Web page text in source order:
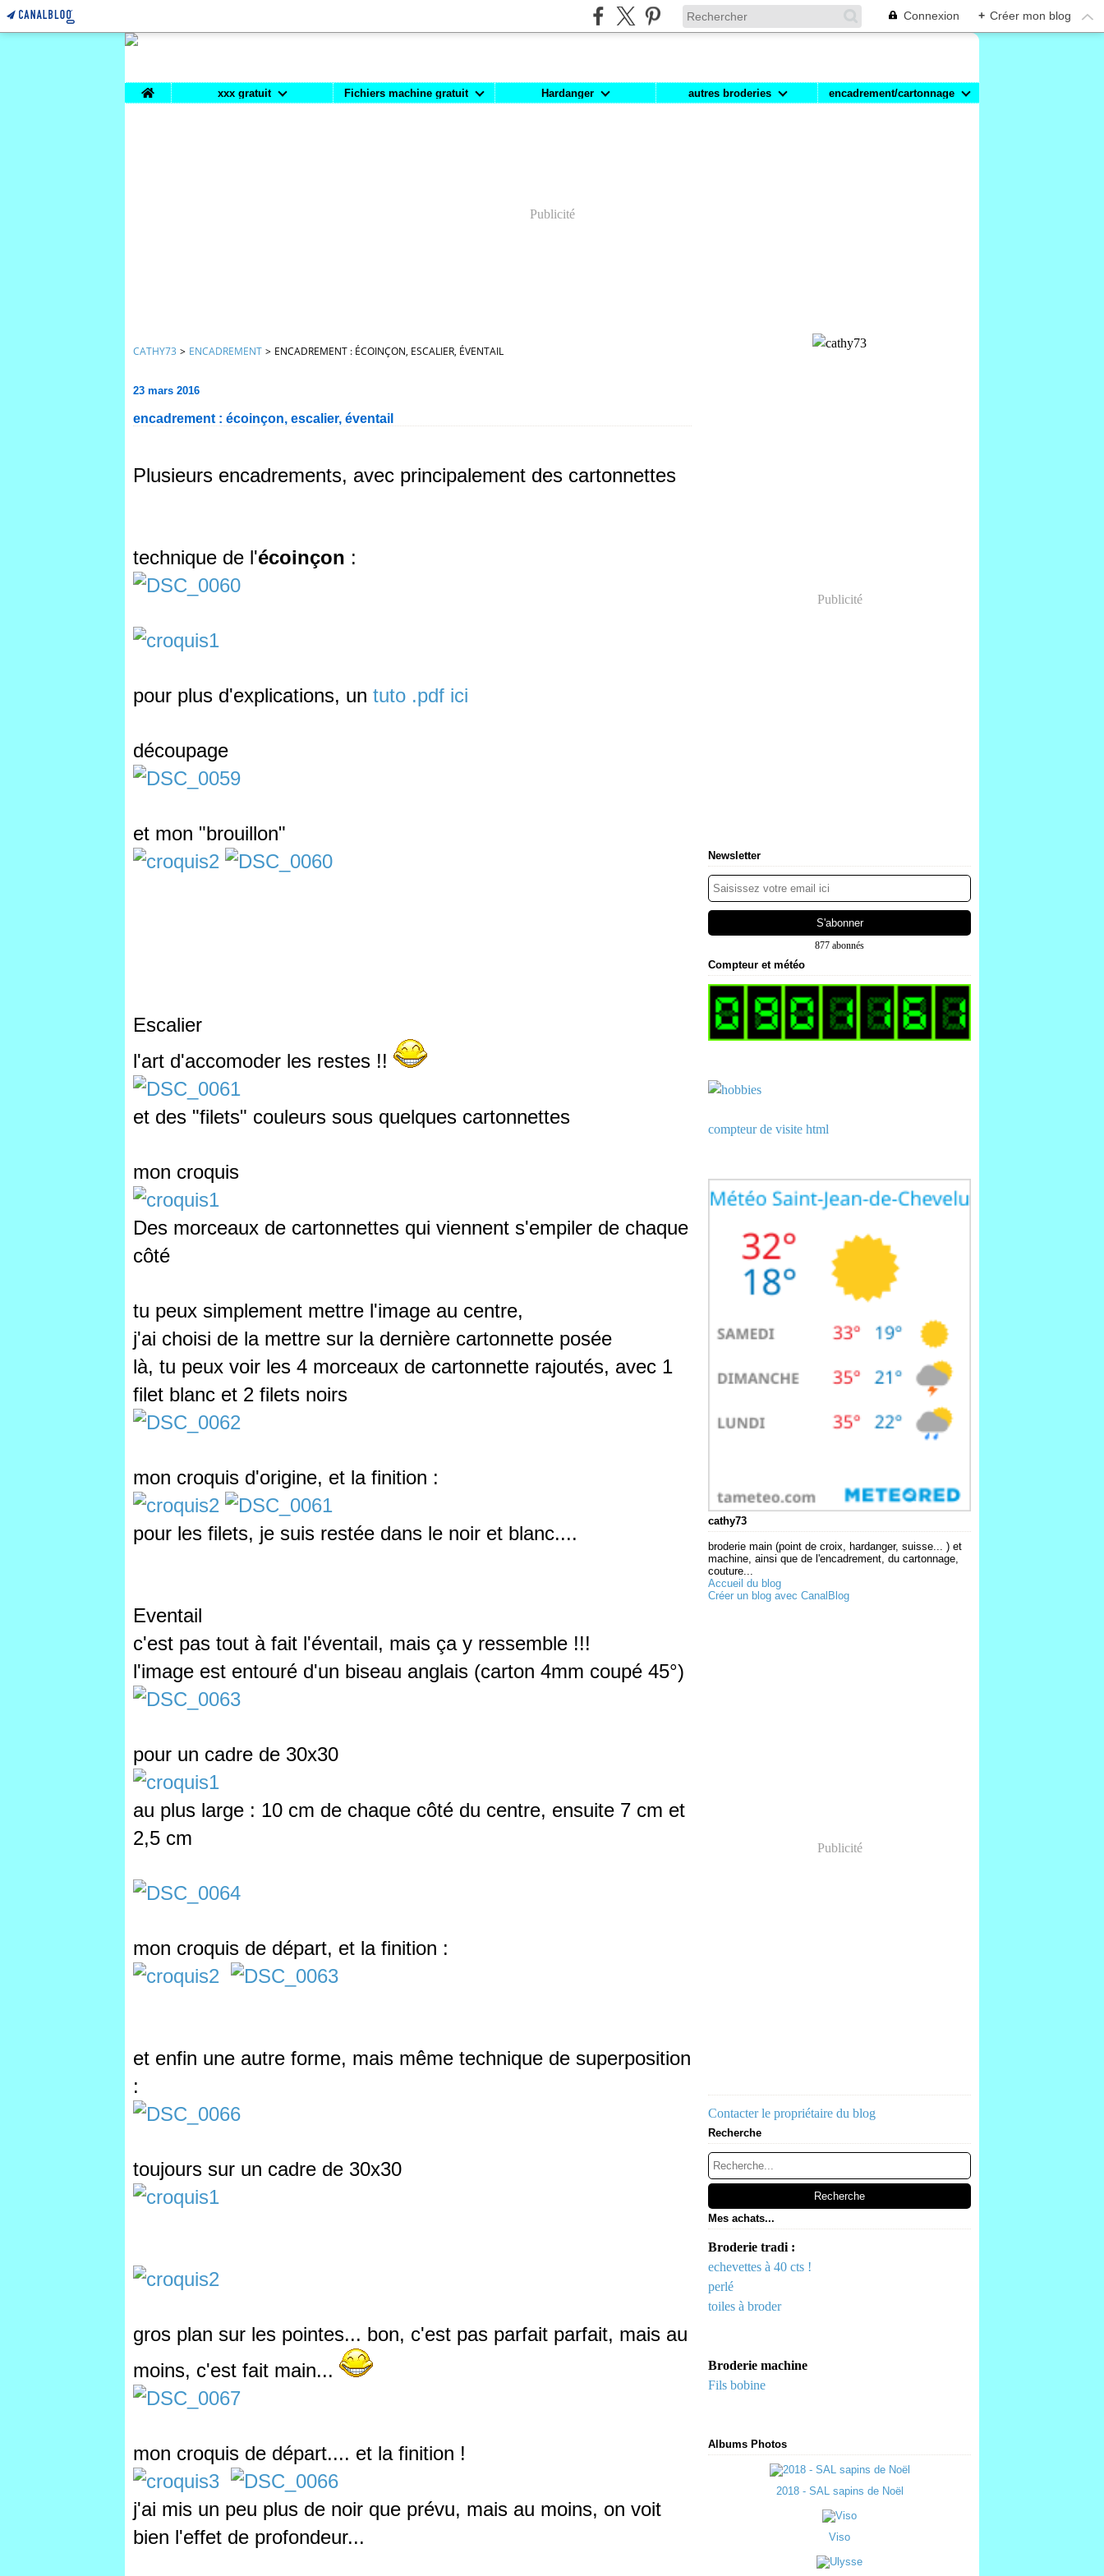
Connexion + Créer mon blog
Home xxx gratuit Fichiers machine gratuit Hardanger autres broderies encadrement/cartonnage
Publicité
CATHY73 > ENCADREMENT > ENCADREMENT : ÉCOINÇON, ESCALIER, ÉVENTAIL
23 mars 2016
encadrement : écoinçon, escalier, éventail
Plusieurs encadrements, avec principalement des cartonnettes
technique de l'écoinçon :
pour plus d'explications, un tuto .pdf ici
découpage
et mon "brouillon"
Escalier
l'art d'accomoder les restes !!
et des "filets" couleurs sous quelques cartonnettes
mon croquis
Des morceaux de cartonnettes qui viennent s'empiler de chaque
côté
tu peux simplement mettre l'image au centre,
j'ai choisi de la mettre sur la dernière cartonnette posée
là, tu peux voir les 4 morceaux de cartonnette rajoutés, avec 1
filet blanc et 2 filets noirs
mon croquis d'origine, et la finition :
pour les filets, je suis restée dans le noir et blanc....
Eventail
c'est pas tout à fait l'éventail, mais ça y ressemble !!!
l'image est entouré d'un biseau anglais (carton 4mm coupé 45°)
pour un cadre de 30x30
au plus large : 10 cm de chaque côté du centre, ensuite 7 cm et
2,5 cm
mon croquis de départ, et la finition :
et enfin une autre forme, mais même technique de superposition
:
toujours sur un cadre de 30x30
gros plan sur les pointes... bon, c'est pas parfait parfait, mais au
moins, c'est fait main...
mon croquis de départ.... et la finition !
j'ai mis un peu plus de noir que prévu, mais au moins, on voit
bien l'effet de profondeur...
Publicité
Newsletter
877 abonnés
Compteur et météo
compteur de visite html
cathy73
broderie main (point de croix, hardanger, suisse... ) et
machine, ainsi que de l'encadrement, du cartonnage,
couture...
Accueil du blog
Créer un blog avec CanalBlog
Publicité
Contacter le propriétaire du blog
Recherche
Mes achats...
Broderie tradi :
echevettes à 40 cts !
perlé
toiles à broder
Broderie machine
Fils bobine
Albums Photos
2018 - SAL sapins de Noël
Viso